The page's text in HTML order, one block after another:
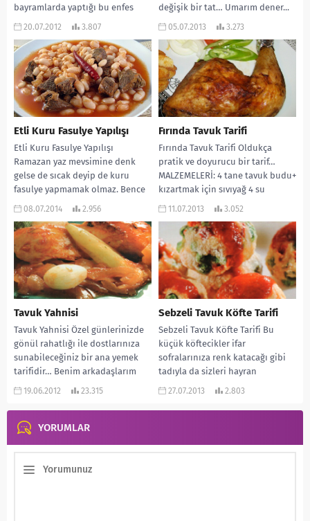
bayramlarda yaptığı bu enfes
tarifi, ramazana girdiğimiz...
20.07.2012 3.807
değişik bir tat… Umarım dener...
05.07.2013 3.273
Etli Kuru Fasulye Yapılışı
Etli Kuru Fasulye Yapılışı
Ramazan yaz mevsimine denk
gelse de sıcak deyip de kuru
fasulye yapmamak olmaz. Bence
iftarda yenebilecek...
08.07.2014 2.956
Fırında Tavuk Tarifi
Fırında Tavuk Tarifi Oldukça
pratik ve doyurucu bir tarif…
MALZEMELERİ: 4 tane tavuk budu+
kızartmak için sıvıyağ 4 su
bardağı...
11.07.2013 3.052
Tavuk Yahnisi
Tavuk Yahnisi Özel günlerinizde
gönül rahatlığı ile dostlarınıza
sunabileceğiniz bir ana yemek
tarifidir… Benim arkadaşlarım
yemeğe davet edildiklerinde
19.06.2012 23.315
Sebzeli Tavuk Köfte Tarifi
Sebzeli Tavuk Köfte Tarifi Bu
küçük köftecikler ifar
sofralarınıza renk katacağı gibi
tadıyla da sizleri hayran
bırakacak… Özellikle sosuyla
27.07.2013 2.803
YORUMLAR